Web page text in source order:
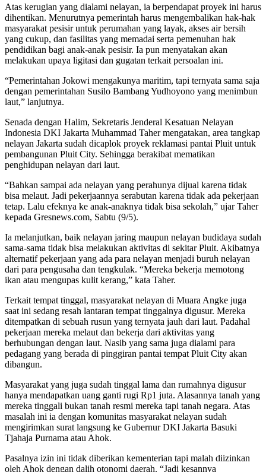
Atas kerugian yang dialami nelayan, ia berpendapat proyek ini harus
dihentikan. Menurutnya pemerintah harus mengembalikan hak-hak
masyarakat pesisir untuk perumahan yang layak, akses air bersih
yang cukup, dan fasilitas yang memadai serta pemenuhan hak
pendidikan bagi anak-anak pesisir. Ia pun menyatakan akan
melakukan upaya ligitasi dan gugatan terkait persoalan ini.
“Pemerintahan Jokowi mengakunya maritim, tapi ternyata sama saja
dengan pemerintahan Susilo Bambang Yudhoyono yang menimbun
laut,” lanjutnya.
Senada dengan Halim, Sekretaris Jenderal Kesatuan Nelayan
Indonesia DKI Jakarta Muhammad Taher mengatakan, area tangkap
nelayan Jakarta sudah dicaplok proyek reklamasi pantai Pluit untuk
pembangunan Pluit City. Sehingga berakibat mematikan
penghidupan nelayan dari laut.
“Bahkan sampai ada nelayan yang perahunya dijual karena tidak
bisa melaut. Jadi pekerjaannya serabutan karena tidak ada pekerjaan
tetap. Lalu efeknya ke anak-anaknya tidak bisa sekolah,” ujar Taher
kepada Gresnews.com, Sabtu (9/5).
Ia melanjutkan, baik nelayan jaring maupun nelayan budidaya sudah
sama-sama tidak bisa melakukan aktivitas di sekitar Pluit. Akibatnya
alternatif pekerjaan yang ada para nelayan menjadi buruh nelayan
dari para pengusaha dan tengkulak. “Mereka bekerja memotong
ikan atau mengupas kulit kerang,” kata Taher.
Terkait tempat tinggal, masyarakat nelayan di Muara Angke juga
saat ini sedang resah lantaran tempat tinggalnya digusur. Mereka
ditempatkan di sebuah rusun yang ternyata jauh dari laut. Padahal
pekerjaan mereka melaut dan bekerja dari aktivitas yang
berhubungan dengan laut. Nasib yang sama juga dialami para
pedagang yang berada di pinggiran pantai tempat Pluit City akan
dibangun.
Masyarakat yang juga sudah tinggal lama dan rumahnya digusur
hanya mendapatkan uang ganti rugi Rp1 juta. Alasannya tanah yang
mereka tinggali bukan tanah resmi mereka tapi tanah negara. Atas
masalah ini ia dengan komunitas masyarakat nelayan sudah
mengirimkan surat langsung ke Gubernur DKI Jakarta Basuki
Tjahaja Purnama atau Ahok.
Pasalnya izin ini tidak diberikan kementerian tapi malah diizinkan
oleh Ahok dengan dalih otonomi daerah. “Jadi kesannya